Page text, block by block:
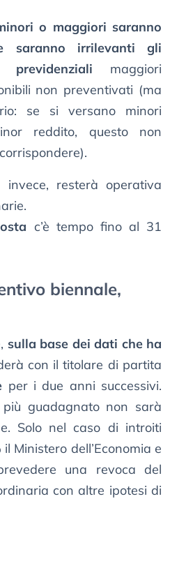
o maggiori saranno
saranno irrilevanti gli
maggiori
non preventivati (ma
se si versano minori
reddito, questo non
invece, resterà operativa
c’è tempo fino al 31
biennale,
sulla base dei dati che ha
con il titolare di partita
per i due anni successivi.
più guadagnato non sarà
Solo nel caso di introiti
Ministero dell’Economia e
una revoca del
con altre ipotesi di